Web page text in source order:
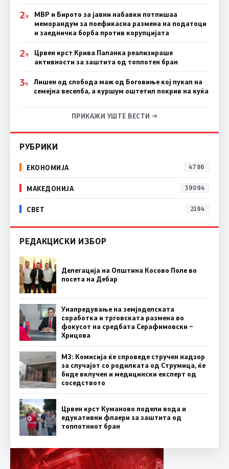
2Ч
МВР и Бирото за јавни набавки потпишаа
меморандум за поефикасна размена на податоци
и заедничка борба против корупцијата
2Ч
Црвен крст Крива Паланка реализираше
активности за заштита од топлотен бран
3Ч
Лишен од слобода маж од Боговиње кој пукал на
семејна веселба, а куршум оштетил покрив на куќа
ПРИКАЖИ УШТЕ ВЕСТИ →
РУБРИКИ
ЕКОНОМИЈА 4786
МАКЕДОНИЈА 39094
СВЕТ 2194
РЕДАКЦИСКИ ИЗБОР
Делегација на Општина Косово Поле во
посета на Дебар
Унапредување на земјоделската
соработка и трговската размена во
фокусот на средбата Серафимовски –
Хрицова
МЗ: Комисија ќе спроведе стручен надзор
за случајот со родилката од Струмица, ќе
биде вклучен и медицински експерт од
соседството
Црвен крст Куманово подели вода и
едукативни флаери за заштита од
топлотниот бран